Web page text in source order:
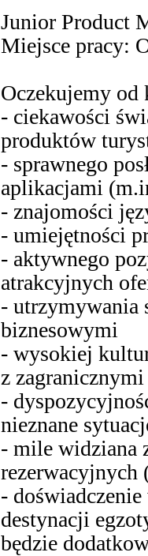
Junior Product
Miejsce pracy:
Oczekujemy od
- ciekawości
produktów
- sprawnego
aplikacjami
- znajomości
- umiejętności
- aktywnego
atrakcyjnych
- utrzymywania
biznesowymi
- wysokiej
z
-
nieznane
- mile widziana
-
destynacji
będzie